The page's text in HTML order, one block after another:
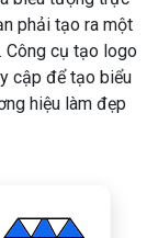
phải tạo ra một
Công cụ tạo logo
cập để tạo biểu
hiệu làm đẹp